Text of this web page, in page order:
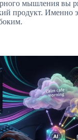
мышления вы
продукт. Именно